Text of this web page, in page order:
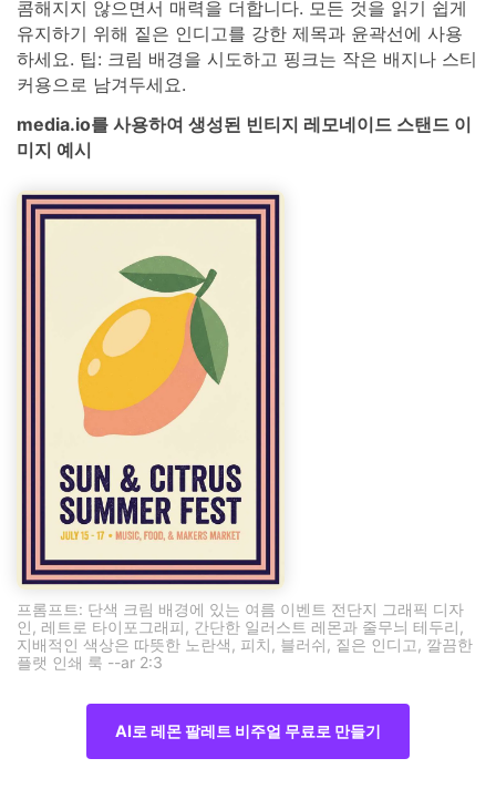
콤해지지 않으면서 매력을 더합니다. 모든 것을 읽기 쉽게
유지하기 위해 짙은 인디고를 강한 제목과 윤곽선에 사용
하세요. 팁: 크림 배경을 시도하고 핑크는 작은 배지나 스티
커용으로 남겨두세요.
media.io를 사용하여 생성된 빈티지 레모네이드 스탠드 이
미지 예시
프롬프트: 단색 크림 배경에 있는 여름 이벤트 전단지 그래픽 디자
인, 레트로 타이포그래피, 간단한 일러스트 레몬과 줄무늬 테두리,
지배적인 색상은 따뜻한 노란색, 피치, 블러쉬, 짙은 인디고, 깔끔한
플랫 인쇄 룩 --ar 2:3
AI로 레몬 팔레트 비주얼 무료로 만들기